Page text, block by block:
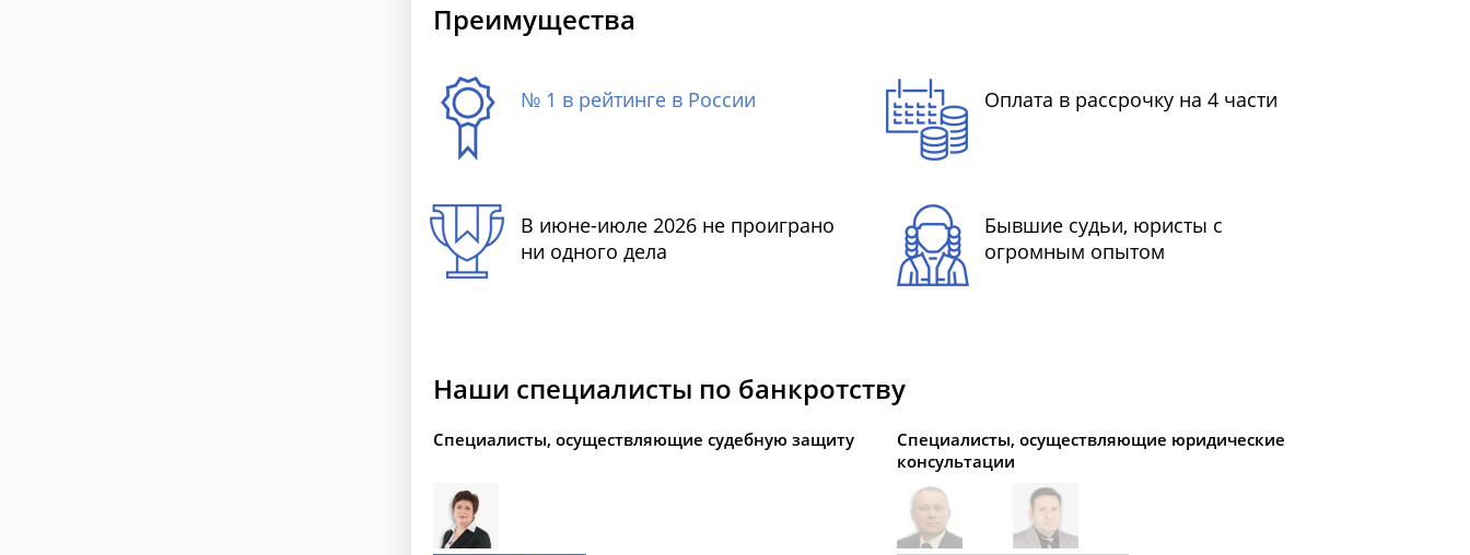
Преимущества
№ 1 в рейтинге в России Оплата в рассрочку на 4 части
В июне-июле 2026 не проиграно
ни одного дела
Бывшие судьи, юристы с
огромным опытом
Наши специалисты по банкротству
Специалисты, осуществляющие судебную защиту
Специалисты, осуществляющие юридические
консультации